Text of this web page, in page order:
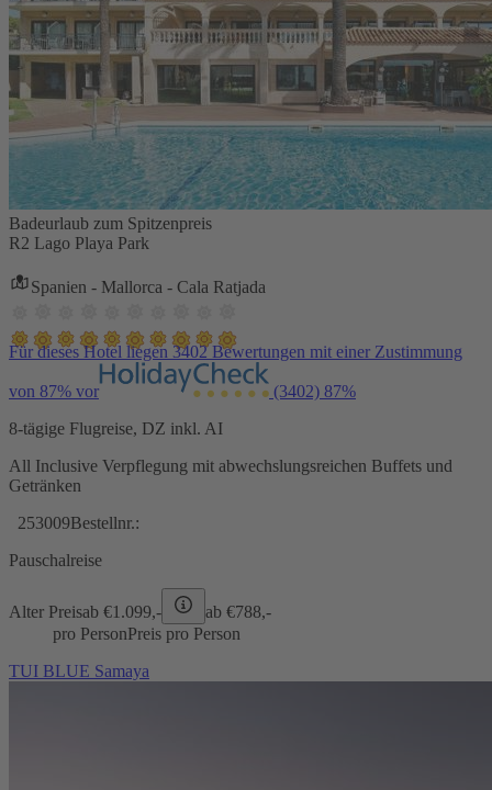
Badeurlaub zum Spitzenpreis
R2 Lago Playa Park
Spanien - Mallorca - Cala Ratjada
Für dieses Hotel liegen 3402 Bewertungen mit einer Zustimmung
von 87% vor (3402) 87%
8-tägige Flugreise, DZ inkl. AI
All Inclusive Verpflegung mit abwechslungsreichen Buffets und
Getränken
253009Bestellnr.:
Pauschalreise
Alter Preisab €1.099,- ab €788,-
pro PersonPreis pro Person
TUI BLUE Samaya